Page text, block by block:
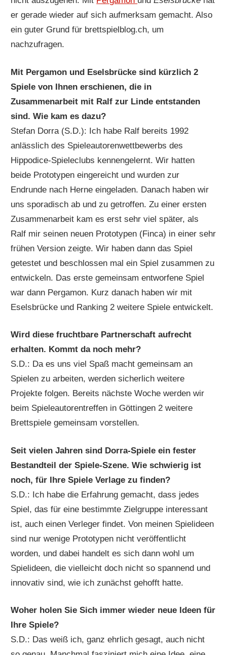
er gerade wieder auf sich aufmerksam gemacht. Also
ein guter Grund für brettspielblog.ch, um
nachzufragen.
Mit Pergamon und Eselsbrücke sind kürzlich 2
Spiele von Ihnen erschienen, die in
Zusammenarbeit mit Ralf zur Linde entstanden
sind. Wie kam es dazu?
Stefan Dorra (S.D.): Ich habe Ralf bereits 1992
anlässlich des Spieleautorenwettbewerbs des
Hippodice-Spieleclubs kennengelernt. Wir hatten
beide Prototypen eingereicht und wurden zur
Endrunde nach Herne eingeladen. Danach haben wir
uns sporadisch ab und zu getroffen. Zu einer ersten
Zusammenarbeit kam es erst sehr viel später, als
Ralf mir seinen neuen Prototypen (Finca) in einer sehr
frühen Version zeigte. Wir haben dann das Spiel
getestet und beschlossen mal ein Spiel zusammen zu
entwickeln. Das erste gemeinsam entworfene Spiel
war dann Pergamon. Kurz danach haben wir mit
Eselsbrücke und Ranking 2 weitere Spiele entwickelt.
Wird diese fruchtbare Partnerschaft aufrecht
erhalten. Kommt da noch mehr?
S.D.: Da es uns viel Spaß macht gemeinsam an
Spielen zu arbeiten, werden sicherlich weitere
Projekte folgen. Bereits nächste Woche werden wir
beim Spieleautorentreffen in Göttingen 2 weitere
Brettspiele gemeinsam vorstellen.
Seit vielen Jahren sind Dorra-Spiele ein fester
Bestandteil der Spiele-Szene. Wie schwierig ist
noch, für Ihre Spiele Verlage zu finden?
S.D.: Ich habe die Erfahrung gemacht, dass jedes
Spiel, das für eine bestimmte Zielgruppe interessant
ist, auch einen Verleger findet. Von meinen Spielideen
sind nur wenige Prototypen nicht veröffentlicht
worden, und dabei handelt es sich dann wohl um
Spielideen, die vielleicht doch nicht so spannend und
innovativ sind, wie ich zunächst gehofft hatte.
Woher holen Sie Sich immer wieder neue Ideen für
Ihre Spiele?
S.D.: Das weiß ich, ganz ehrlich gesagt, auch nicht